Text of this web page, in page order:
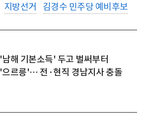
지방선거 김경수 민주당 예비후보
'남해 기본소득' 두고 벌써부터
'으르릉'… 전·현직 경남지사 충돌